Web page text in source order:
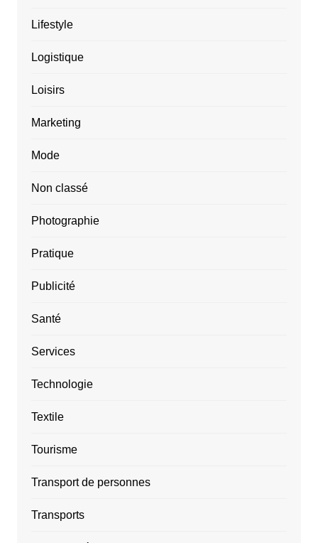
Lifestyle
Logistique
Loisirs
Marketing
Mode
Non classé
Photographie
Pratique
Publicité
Santé
Services
Technologie
Textile
Tourisme
Transport de personnes
Transports